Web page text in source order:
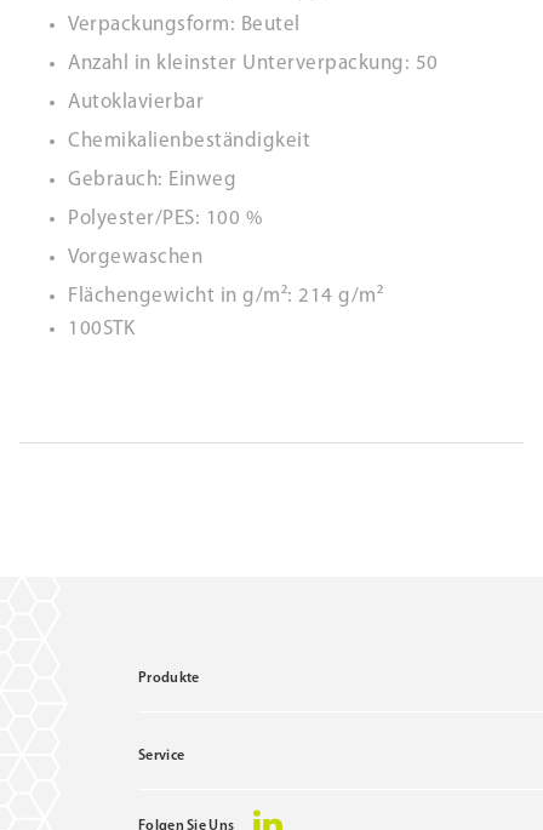
Verpackungsform: Beutel
Anzahl in kleinster Unterverpackung: 50
Autoklavierbar
Chemikalienbeständigkeit
Gebrauch: Einweg
Polyester/PES: 100 %
Vorgewaschen
Flächengewicht in g/m²: 214 g/m²
100STK
Produkte
Service
Folgen Sie Uns